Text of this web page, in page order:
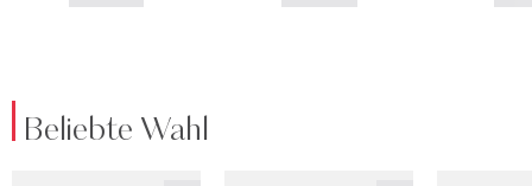
Beliebte Wahl